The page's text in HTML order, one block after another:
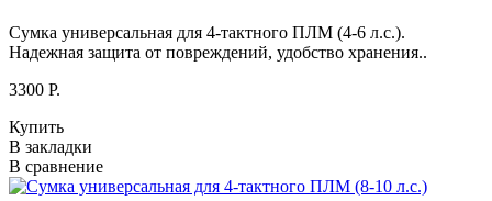
Сумка универсальная для 4-тактного ПЛМ (4-6 л.с.).
Надежная защита от повреждений, удобство хранения..
3300 P.
Купить
В закладки
В сравнение